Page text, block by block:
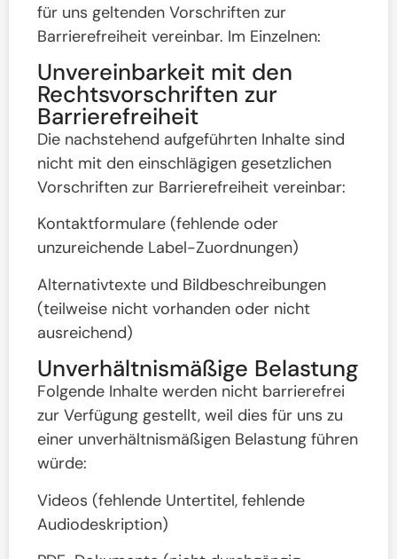
für uns geltenden Vorschriften zur
Barrierefreiheit vereinbar. Im Einzelnen:
Unvereinbarkeit mit den
Rechtsvorschriften zur
Barrierefreiheit
Die nachstehend aufgeführten Inhalte sind
nicht mit den einschlägigen gesetzlichen
Vorschriften zur Barrierefreiheit vereinbar:
Kontaktformulare (fehlende oder
unzureichende Label-Zuordnungen)
Alternativtexte und Bildbeschreibungen
(teilweise nicht vorhanden oder nicht
ausreichend)
Unverhältnismäßige Belastung
Folgende Inhalte werden nicht barrierefrei
zur Verfügung gestellt, weil dies für uns zu
einer unverhältnismäßigen Belastung führen
würde:
Videos (fehlende Untertitel, fehlende
Audiodeskription)